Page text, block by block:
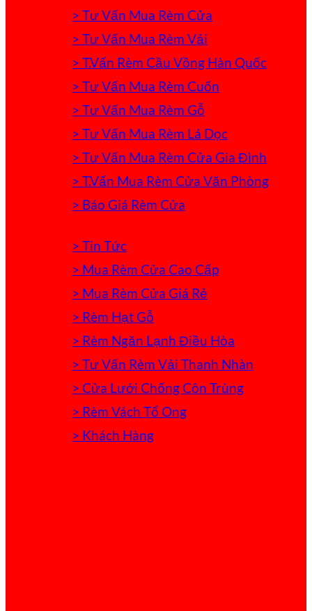
> Tư Vấn Mua Rèm Cửa
> Tư Vấn Mua Rèm Vải
> T.Vấn Rèm Cầu Vồng Hàn Quốc
> Tư Vấn Mua Rèm Cuốn
> Tư Vấn Mua Rèm Gỗ
> Tư Vấn Mua Rèm Lá Dọc
> Tư Vấn Mua Rèm Cửa Gia Đình
> T.Vấn Mua Rèm Cửa Văn Phòng
> Báo Giá Rèm Cửa
> Tin Tức
> Mua Rèm Cửa Cao Cấp
> Mua Rèm Cửa Giá Rẻ
> Rèm Hạt Gỗ
> Rèm Ngăn Lạnh Điều Hòa
> Tư Vấn Rèm Vải Thanh Nhàn
> Cửa Lưới Chống Côn Trùng
> Rèm Vách Tổ Ong
> Khách Hàng